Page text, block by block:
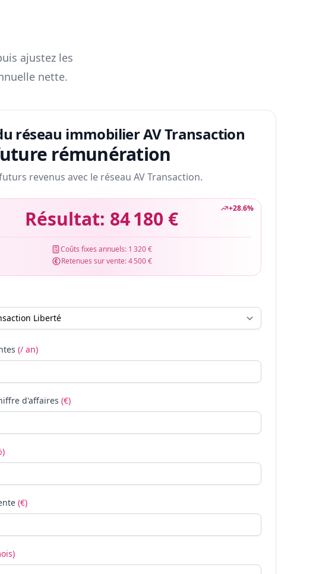
ajustez les
nette.
réseau immobilier AV Transaction
rémunération
revenus avec le réseau AV Transaction.
+28.6%
Résultat: 84 180 €
Coûts fixes annuels: 1 320 €
Retenues sur vente:4 500 €
(/ an)
d'affaires (€)
(€)